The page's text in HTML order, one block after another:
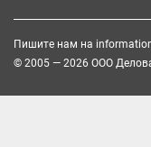
Пишите нам на
© 2005 — 2026 ООО